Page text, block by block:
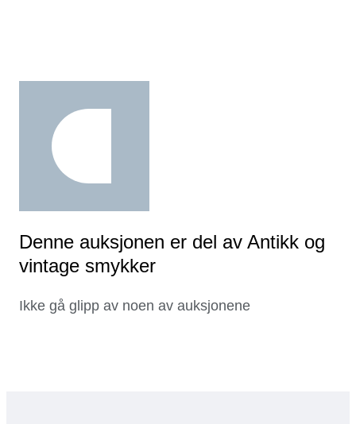
Denne auksjonen er del av Antikk og
vintage smykker
Ikke gå glipp av noen av auksjonene